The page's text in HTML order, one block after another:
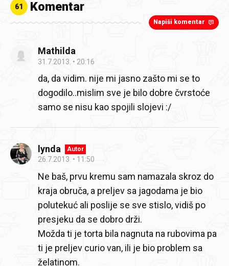
61 Komentar
Napiši komentar
Mathilda
31.7.2013. 20:16
da, da vidim. nije mi jasno zašto mi se to
dogodilo..mislim sve je bilo dobre čvrstoće
samo se nisu kao spojili slojevi :/
lynda Autor
26.7.2013. 11:50
Ne baš, prvu kremu sam namazala skroz do
kraja obruča, a preljev sa jagodama je bio
polutekuć ali poslije se sve stislo, vidiš po
presjeku da se dobro drži.
Možda ti je torta bila nagnuta na rubovima pa
ti je preljev curio van, ili je bio problem sa
želatinom.